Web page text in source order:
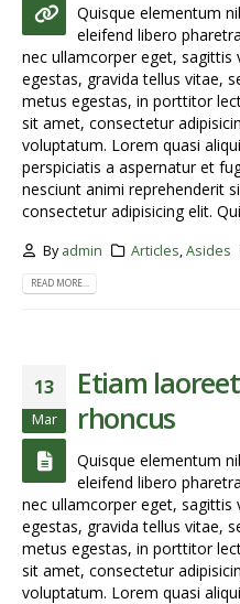
Quisque elementum
eleifend libero
nec ullamcorper eget,
egestas, gravida tellus vitae,
metus egestas, in porttitor
sit amet, consectetur
voluptatum. Lorem quasi
perspiciatis a aspernatur et
nesciunt animi reprehenderit
consectetur adipisicing elit.
Byadmin Articles,Asides
READ MORE...
13
Mar
Etiam
rhoncus
Quisque elementum
eleifend libero
nec ullamcorper eget,
egestas, gravida tellus vitae,
metus egestas, in porttitor
sit amet, consectetur
voluptatum. Lorem quasi